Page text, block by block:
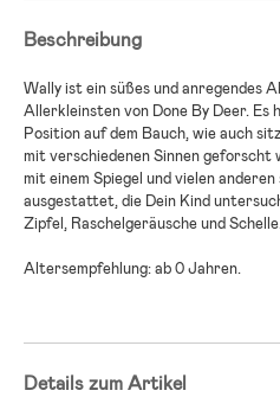
Beschreibung
Wally ist ein süßes und anregendes
Allerkleinsten von Done By Deer. Es
Position auf dem Bauch, wie auch
mit verschiedenen Sinnen geforscht
mit einem Spiegel und vielen
ausgestattet, die Dein Kind
Zipfel, Raschelgeräusche und
Altersempfehlung: ab 0 Jahren.
Details zum Artikel